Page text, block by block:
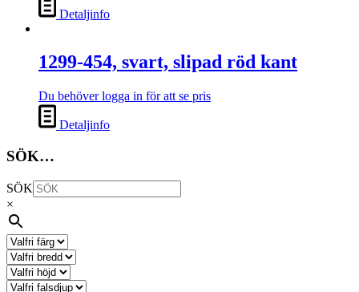
Detaljinfo
1299-454, svart, slipad röd kant
Du behöver logga in för att se pris
Detaljinfo
SÖK…
SÖK
×